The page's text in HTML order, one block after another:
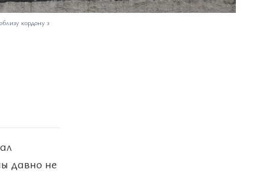
кордону з
давно не